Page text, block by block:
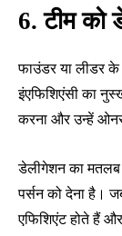
6. टीम को
फाउंडर या लीडर
इंएफिशिएंसी का
करना और उन्हें
डेलीगेशन का मतलब
पर्सन को देना है।
एफिशिएंट होते हैं